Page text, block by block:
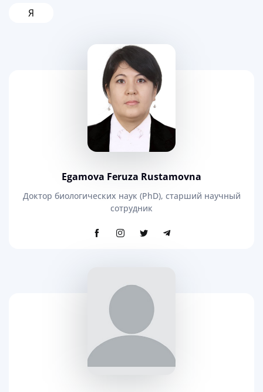
Я
Egamova Feruza Rustamovna
Доктор биологических наук (PhD), старший научный
сотрудник